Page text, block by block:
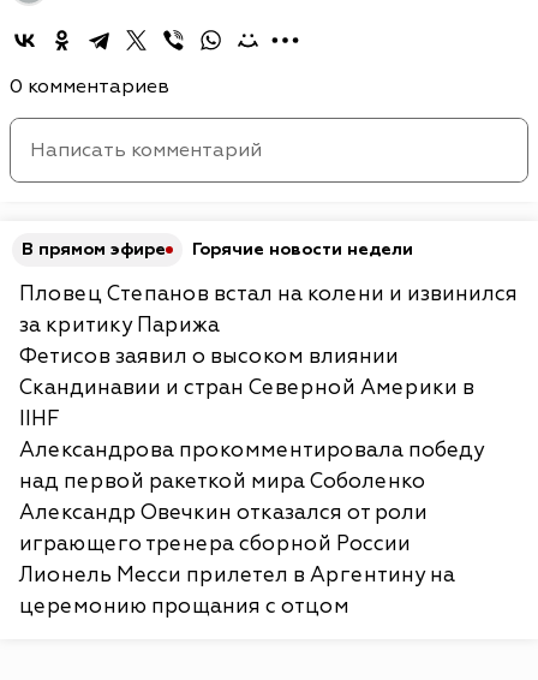
0 комментариев
В прямом эфире Горячие новости недели
Пловец Степанов встал на колени и извинился
за критику Парижа
Фетисов заявил о высоком влиянии
Скандинавии и стран Северной Америки в
IIHF
Александрова прокомментировала победу
над первой ракеткой мира Соболенко
Александр Овечкин отказался от роли
играющего тренера сборной России
Лионель Месси прилетел в Аргентину на
церемонию прощания с отцом